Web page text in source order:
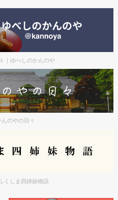
｜ゆべしのかんのや
のやの日々
くしま四姉妹物語